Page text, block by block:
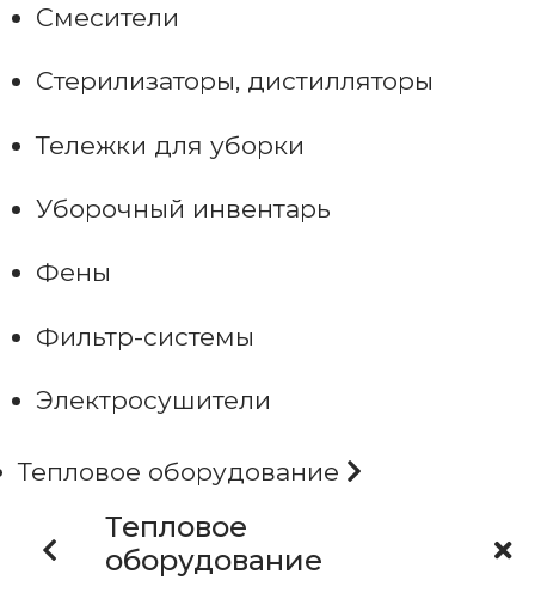
Смесители
Стерилизаторы, дистилляторы
Тележки для уборки
Уборочный инвентарь
Фены
Фильтр-системы
Электросушители
Тепловое оборудование
Тепловое
оборудование